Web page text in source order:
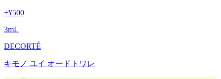
+¥500
3mL
DECORTÉ
キモノ ユイ オードトワレ